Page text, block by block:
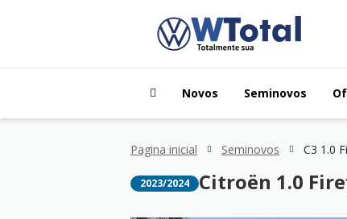
Novos Seminovos
Pagina inicial Seminovos C3 1.0
2023/2024 Citroën 1.0